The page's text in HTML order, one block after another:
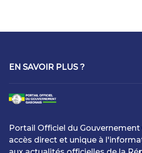
EN SAVOIR PLUS ?
Portail Officiel du Gouvernement
accès direct et unique à